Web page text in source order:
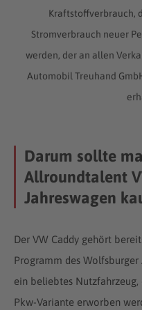
Kraftstoffverbrauch,
Stromverbrauch neuer
werden, der an allen
Automobil Treuhand
Darum sollte
Allroundtalent
Jahreswagen
Der VW Caddy gehört
Programm des Wolfsburger
ein beliebtes
Pkw-Variante erworben